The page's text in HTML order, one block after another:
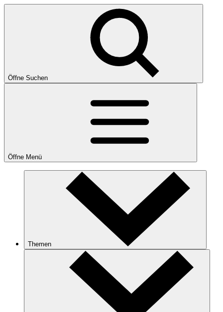
Öffne Suchen
Öffne Menü
Themen